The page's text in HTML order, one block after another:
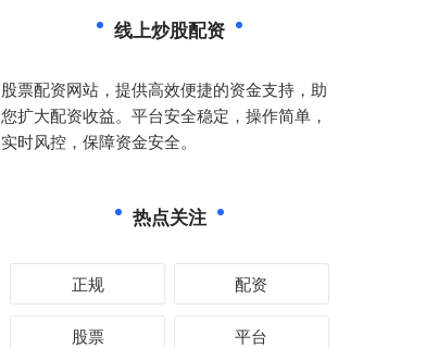
线上炒股配资
股票配资网站，提供高效便捷的资金支持，助
您扩大配资收益。平台安全稳定，操作简单，
实时风控，保障资金安全。
热点关注
正规 配资
股票 平台